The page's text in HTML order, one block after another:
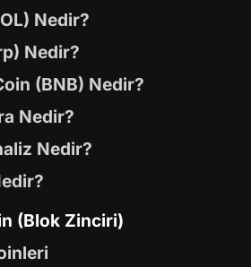
Nedir?
Nedir?
(BNB) Nedir?
Nedir?
Nedir?
(Blok Zinciri)